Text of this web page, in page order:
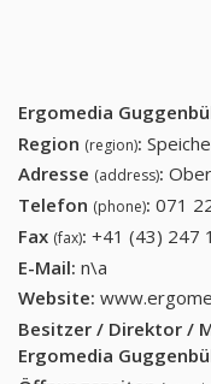
Ergomedia
Region (region):
Adresse (address):
Telefon (phone): 071
Fax (fax): +41 (43) 247
E-Mail: n\a
Website:
Besitzer / Direktor /
Ergomedia